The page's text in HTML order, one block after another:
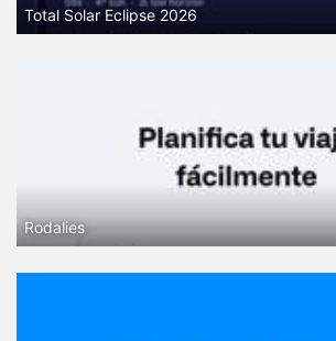
Total Solar Eclipse 2026
Rodalies